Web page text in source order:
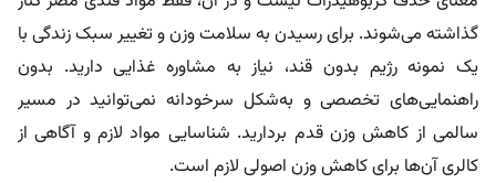
گذاشته می‌شوند. برای رسیدن به سلامت وزن و تغییر سبک زندگی با
یک نمونه رژیم بدون قند، نیاز به مشاوره غذایی دارید. بدون
راهنمایی‌های تخصصی و به‌شکل سرخودانه نمی‌توانید در مسیر
سالمی از کاهش وزن قدم بردارید. شناسایی مواد لازم و آگاهی از
کالری آن‌ها برای کاهش وزن اصولی لازم است.